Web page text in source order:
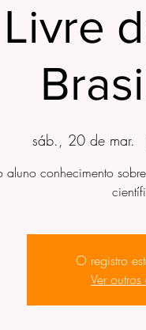
sáb., 20 de mar.
aluno conhecimento
O registro
Ver outros